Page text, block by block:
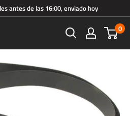
antes de las 16:00, enviado hoy
0